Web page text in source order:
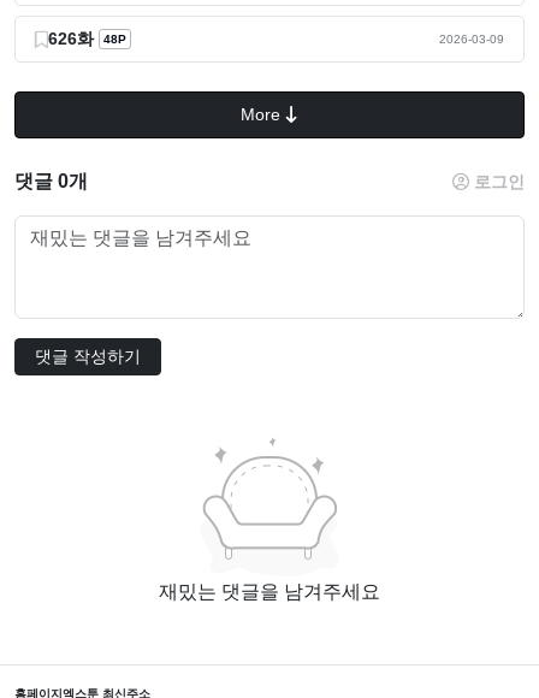
626화 48P 2026-03-09
More
댓글 0개 로그인
댓글 작성하기
재밌는 댓글을 남겨주세요
홈페이지 엑스툰 최신주소